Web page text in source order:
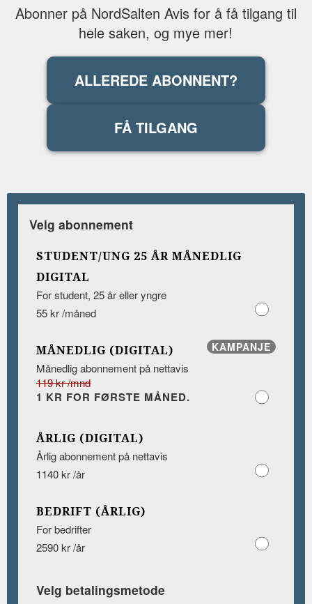
Abonner på NordSalten Avis for å få tilgang til
hele saken, og mye mer!
ALLEREDE ABONNENT?
FÅ TILGANG
Velg abonnement
STUDENT/UNG 25 ÅR MÅNEDLIG
DIGITAL
For student, 25 år eller yngre
55 kr /måned
KAMPANJE
MÅNEDLIG (DIGITAL)
Månedlig abonnement på nettavis
119 kr /mnd
1 KR FOR FØRSTE MÅNED.
ÅRLIG (DIGITAL)
Årlig abonnement på nettavis
1140 kr /år
BEDRIFT (ÅRLIG)
For bedrifter
2590 kr /år
Velg betalingsmetode